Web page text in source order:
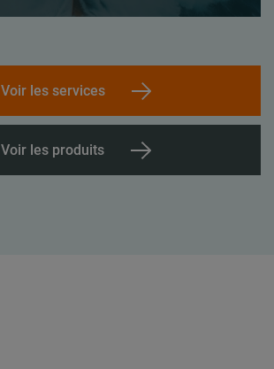
Voir les services
Voir les produits